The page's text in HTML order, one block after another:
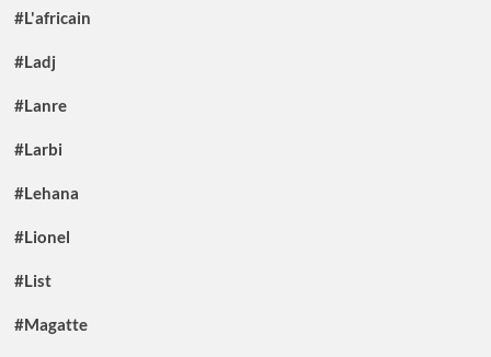
#L'africain
#Ladj
#Lanre
#Larbi
#Lehana
#Lionel
#List
#Magatte